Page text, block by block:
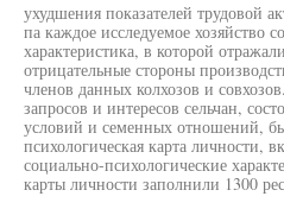
ухудшения показателей трудовой
па каждое исследуемое хозяйство
характеристика, в которой
отрицательные стороны
членов данных колхозов и
запросов и интересов сельчан,
условий и семенных отношений,
психологическая карта личности,
социально-психологические
карты личности заполнили 1300